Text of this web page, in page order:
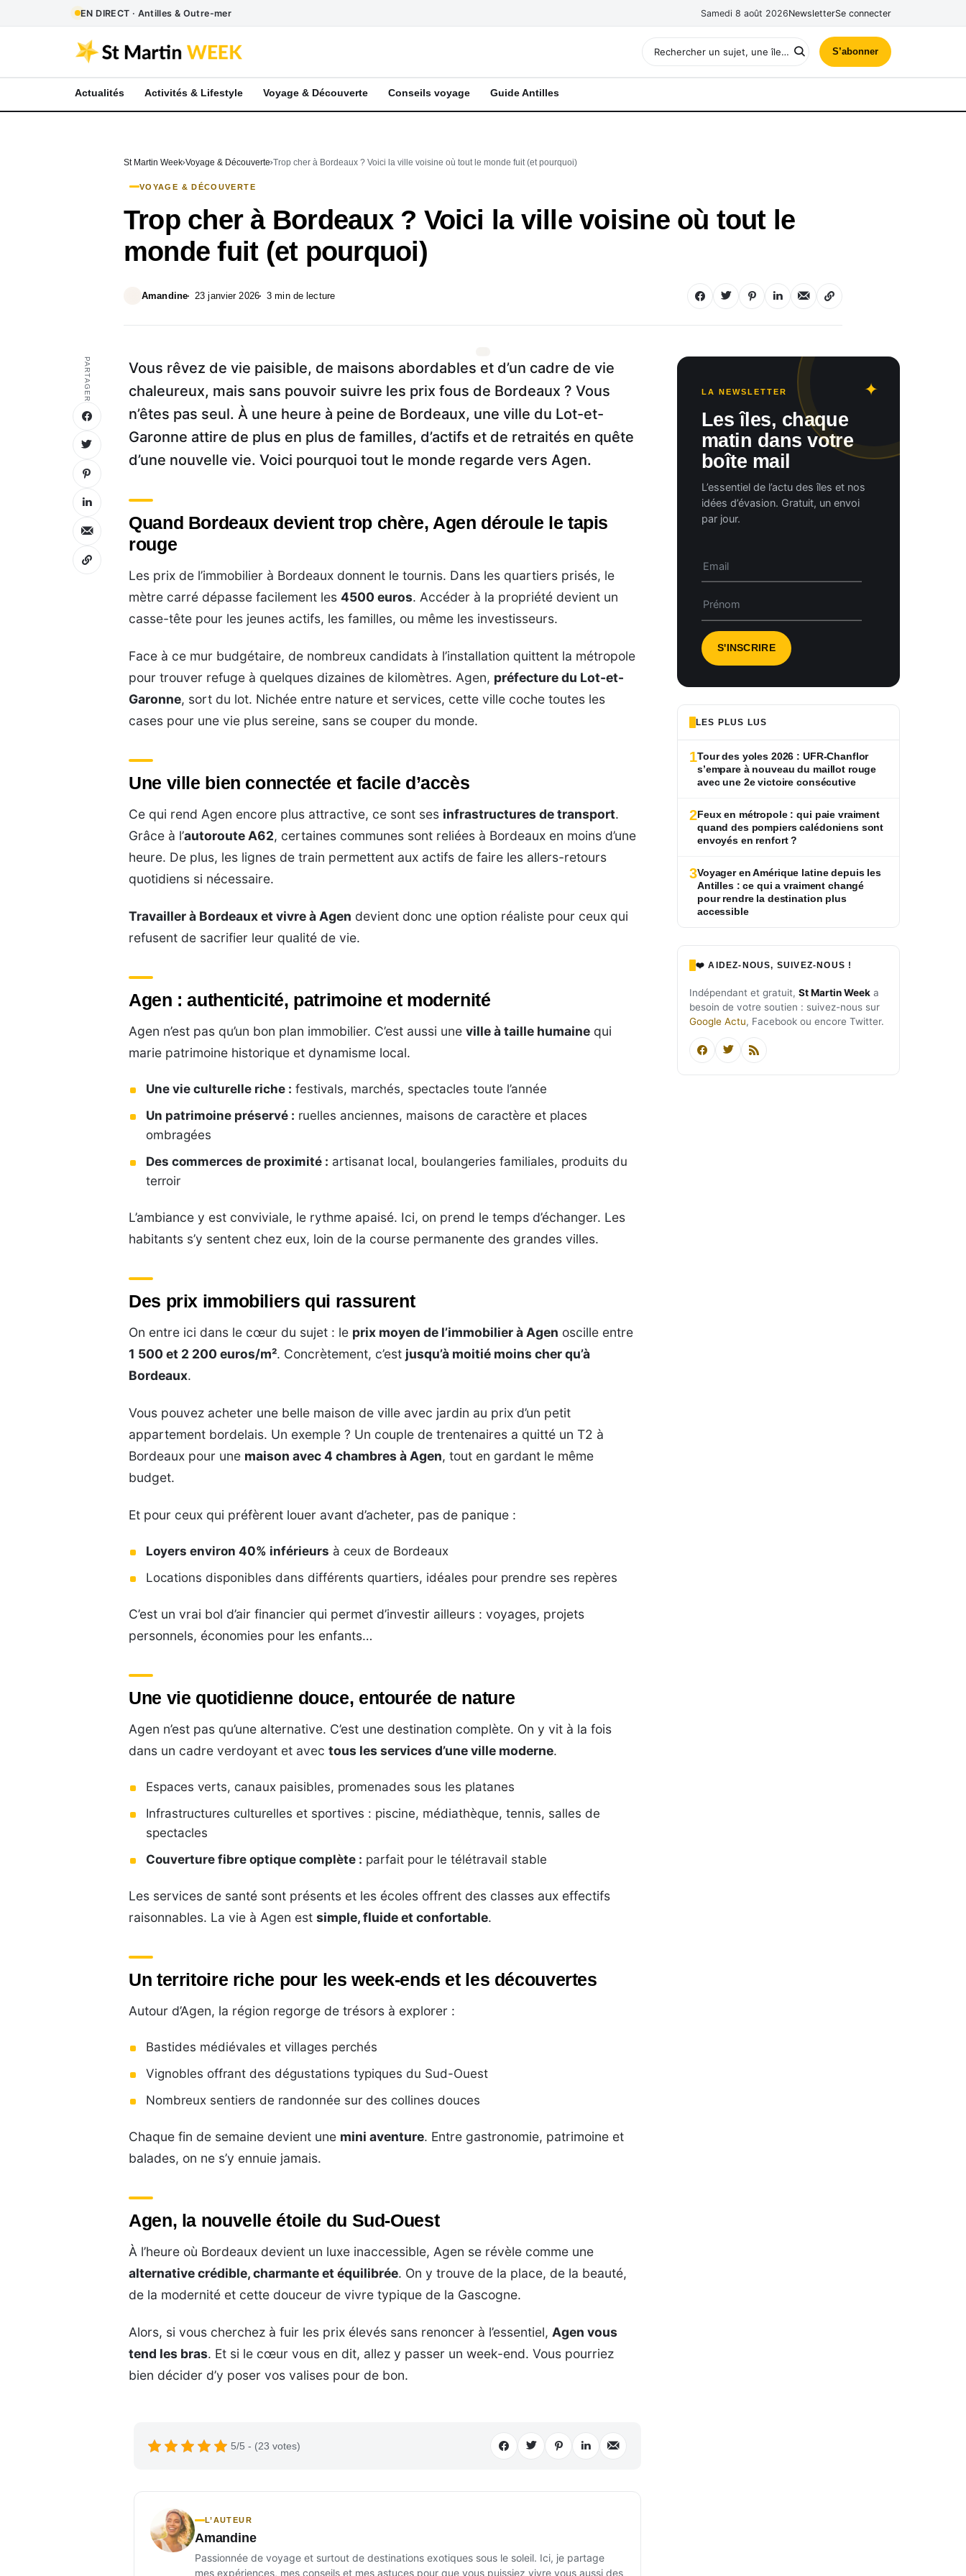
EN DIRECT · Antilles & Outre-mer Samedi 8 août 2026NewsletterSe connecter
S’abonner
Actualités Activités & Lifestyle Voyage & Découverte Conseils voyage Guide Antilles
St Martin Week Voyage & Découverte Trop cher à Bordeaux ? Voici la ville voisine où tout le monde fuit (et pourquoi)
VOYAGE & DÉCOUVERTE
Trop cher à Bordeaux ? Voici la ville voisine où tout le
monde fuit (et pourquoi)
Amandine 23 janvier 2026 3 min de lecture
PARTAGER
Vous rêvez de vie paisible, de maisons abordables et d’un cadre de vie
chaleureux, mais sans pouvoir suivre les prix fous de Bordeaux ? Vous
n’êtes pas seul. À une heure à peine de Bordeaux, une ville du Lot-et-
Garonne attire de plus en plus de familles, d’actifs et de retraités en quête
d’une nouvelle vie. Voici pourquoi tout le monde regarde vers Agen.
Quand Bordeaux devient trop chère, Agen déroule le tapis
rouge
Les prix de l’immobilier à Bordeaux donnent le tournis. Dans les quartiers prisés, le
mètre carré dépasse facilement les4500 euros. Accéder à la propriété devient un
casse-tête pour les jeunes actifs, les familles, ou même les investisseurs.
Face à ce mur budgétaire, de nombreux candidats à l’installation quittent la métropole
pour trouver refuge à quelques dizaines de kilomètres. Agen, préfecture du Lot-et-
Garonne, sort du lot. Nichée entre nature et services, cette ville coche toutes les
cases pour une vie plus sereine, sans se couper du monde.
Une ville bien connectée et facile d’accès
Ce qui rend Agen encore plus attractive, ce sont ses infrastructures de transport.
Grâce à l’autoroute A62, certaines communes sont reliées à Bordeaux en moins d’une
heure. De plus, les lignes de train permettent aux actifs de faire les allers-retours
quotidiens si nécessaire.
Travailler à Bordeaux et vivre à Agen devient donc une option réaliste pour ceux qui
refusent de sacrifier leur qualité de vie.
Agen : authenticité, patrimoine et modernité
Agen n’est pas qu’un bon plan immobilier. C’est aussi uneville à taille humaine qui
marie patrimoine historique et dynamisme local.
Une vie culturelle riche : festivals, marchés, spectacles toute l’année
Un patrimoine préservé : ruelles anciennes, maisons de caractère et places
ombragées
Des commerces de proximité : artisanat local, boulangeries familiales, produits du
terroir
L’ambiance y est conviviale, le rythme apaisé. Ici, on prend le temps d’échanger. Les
habitants s’y sentent chez eux, loin de la course permanente des grandes villes.
Des prix immobiliers qui rassurent
On entre ici dans le cœur du sujet : le prix moyen de l’immobilier à Agen oscille entre
1 500 et 2 200 euros/m². Concrètement, c’est jusqu’à moitié moins cher qu’à
Bordeaux.
Vous pouvez acheter une belle maison de ville avec jardin au prix d’un petit
appartement bordelais. Un exemple ? Un couple de trentenaires a quitté un T2 à
Bordeaux pour une maison avec 4 chambres à Agen, tout en gardant le même
budget.
Et pour ceux qui préfèrent louer avant d’acheter, pas de panique :
Loyers environ 40% inférieurs à ceux de Bordeaux
Locations disponibles dans différents quartiers, idéales pour prendre ses repères
C’est un vrai bol d’air financier qui permet d’investir ailleurs : voyages, projets
personnels, économies pour les enfants…
Une vie quotidienne douce, entourée de nature
Agen n’est pas qu’une alternative. C’est une destination complète. On y vit à la fois
dans un cadre verdoyant et avectous les services d’une ville moderne.
Espaces verts, canaux paisibles, promenades sous les platanes
Infrastructures culturelles et sportives : piscine, médiathèque, tennis, salles de
spectacles
Couverture fibre optique complète : parfait pour le télétravail stable
Les services de santé sont présents et les écoles offrent des classes aux effectifs
raisonnables. La vie à Agen estsimple, fluide et confortable.
Un territoire riche pour les week-ends et les découvertes
Autour d’Agen, la région regorge de trésors à explorer :
Bastides médiévales et villages perchés
Vignobles offrant des dégustations typiques du Sud-Ouest
Nombreux sentiers de randonnée sur des collines douces
Chaque fin de semaine devient une mini aventure. Entre gastronomie, patrimoine et
balades, on ne s’y ennuie jamais.
Agen, la nouvelle étoile du Sud-Ouest
À l’heure où Bordeaux devient un luxe inaccessible, Agen se révèle comme une
alternative crédible, charmante et équilibrée. On y trouve de la place, de la beauté,
de la modernité et cette douceur de vivre typique de la Gascogne.
Alors, si vous cherchez à fuir les prix élevés sans renoncer à l’essentiel, Agen vous
tend les bras. Et si le cœur vous en dit, allez y passer un week-end. Vous pourriez
bien décider d’y poser vos valises pour de bon.
5/5 - (23 votes)
L’AUTEUR
Amandine
Passionnée de voyage et surtout de destinations exotiques sous le soleil. Ici, je partage
mes expériences, mes conseils et mes astuces pour que vous puissiez vivre vous aussi des
LA NEWSLETTER
Les îles, chaque
matin dans votre
boîte mail
L’essentiel de l’actu des îles et nos
idées d’évasion. Gratuit, un envoi
par jour.
LES PLUS LUS
1Tour des yoles 2026 : UFR-Chanflor
s’empare à nouveau du maillot rouge
avec une 2e victoire consécutive
2Feux en métropole : qui paie vraiment
quand des pompiers calédoniens sont
envoyés en renfort ?
3Voyager en Amérique latine depuis les
Antilles : ce qui a vraiment changé
pour rendre la destination plus
accessible
❤️ AIDEZ-NOUS, SUIVEZ-NOUS !
Indépendant et gratuit, St Martin Week a
besoin de votre soutien : suivez-nous sur
Google Actu, Facebook ou encore Twitter.